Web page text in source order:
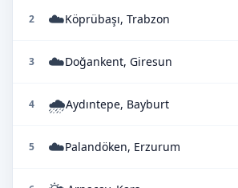
2 ☁️Köprübaşı, Trabzon
3 ☁️Doğankent, Giresun
4 🌧️Aydıntepe, Bayburt
5 ☁️Palandöken, Erzurum